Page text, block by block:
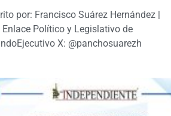
por: Francisco Suárez Hernández |
Enlace Político y Legislativo de
X: @panchosuarezh